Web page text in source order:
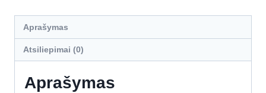
Aprašymas
Atsiliepimai (0)
Aprašymas